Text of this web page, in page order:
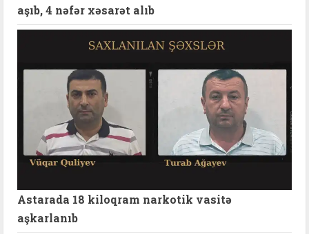
aşıb, 4 nəfər xəsarət alıb
Astarada 18 kiloqram narkotik vasitə
aşkarlanıb